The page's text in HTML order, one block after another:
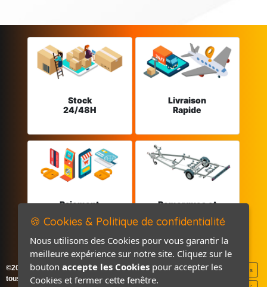
Stock
24/48H
Livraison
Rapide
Paiement
Remorques et
©2026-2027 France Accastillage
tous droits réservés
Mentions légales
🍪 Cookies & Politique de confidentialité
Nous utilisons des Cookies pour vous garantir la
meilleure expérience sur notre site. Cliquez sur le
bouton accepte les Cookies pour accepter les
Cookies et fermer cette fenêtre.